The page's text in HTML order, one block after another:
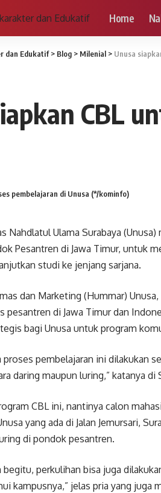
Home
dan Edukatif> Blog > Milenial > Unusa
CBL
pembelajaran di Unusa (*/kominfo)
Nahdlatul Ulama Surabaya
Pesantren di Jawa Timur, untuk
studi ke jenjang sarjana.
dan Marketing (Hummar)
pesantren di Jawa Timur dan
bagi Unusa untuk program
proses pembelajaran ini dilakukan
daring maupun luring,” katanya di
CBL ini, nantinya calon
yang ada di Jalan Jemursari,
di pondok pesantren.
begitu, perkulihan bisa juga
kampusnya,” jelas pria yang juga